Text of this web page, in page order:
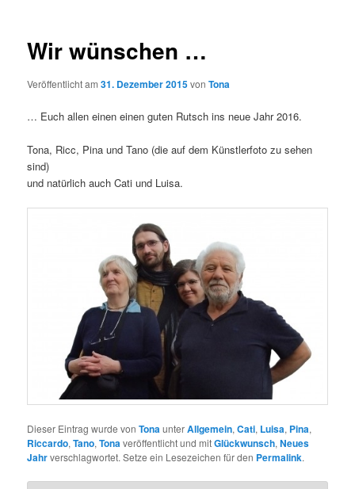
Wir wünschen …
Veröffentlicht am31. Dezember 2015vonTona
… Euch allen einen einen guten Rutsch ins neue Jahr 2016.
Tona, Ricc, Pina und Tano (die auf dem Künstlerfoto zu sehen
sind)
und natürlich auch Cati und Luisa.
Dieser Eintrag wurde vonTonaunterAllgemein,Cati, Luisa, Pina,
Riccardo,Tano,Tonaveröffentlicht und mitGlückwunsch,Neues
Jahrverschlagwortet. Setze ein Lesezeichen für den Permalink.